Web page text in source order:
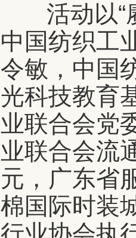
活动以“赓
中国纺织工
令敏，中国
光科技教育
业联合会党
业联合会流
元，广东省
棉国际时装